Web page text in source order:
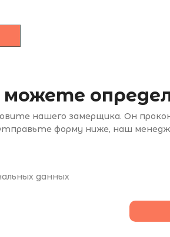
можете
нашего замерщика. Он
форму ниже, наш
данных